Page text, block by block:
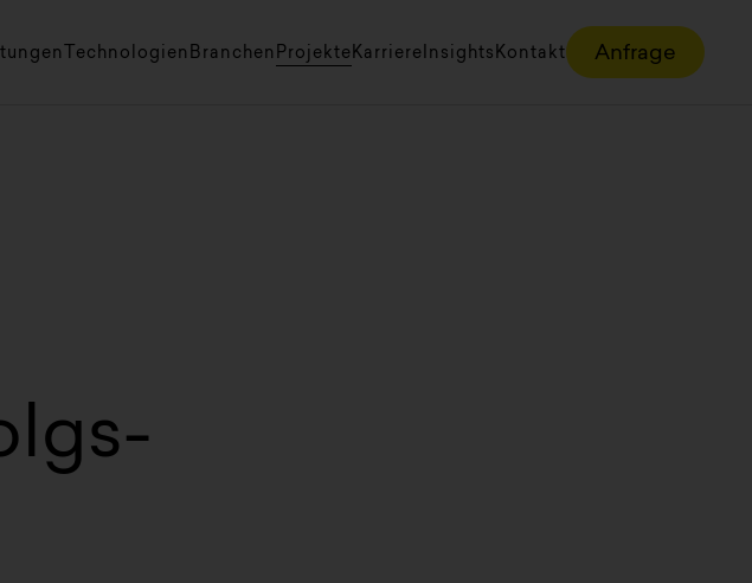
Technologien Branchen ProjekteKarriereInsights Kontakt Anfrage
kann. Die erste Dienstgruppe ist unbedingt erforderlich und kann nicht